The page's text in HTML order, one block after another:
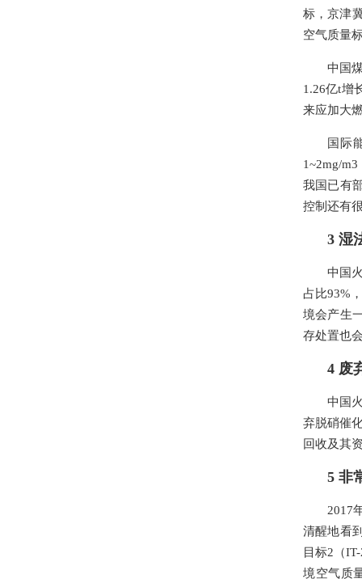
标，京津
空气质量
中国
1.26亿t增
来应加大
国际
1~2mg/
我国已有
控制还有
3 湿
中国
占比93%
境会产生
存处置也
4 废
中国
弃脱硝催
回收及其
5 非
2017
清醒地看
目标2（
境空气质